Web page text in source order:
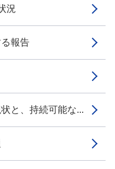
況
報告
と、持続可能な...